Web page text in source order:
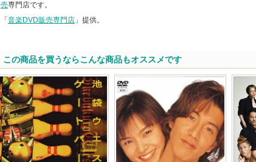
売専門店です。
「 音楽DVD販売専門店 」提供。
この商品を買うならこんな商品もオススメです